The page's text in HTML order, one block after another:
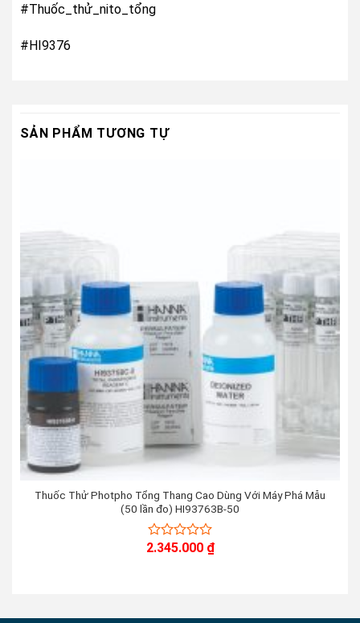
#Thuốc_thử_nito_tổng
#HI9376
SẢN PHẨM TƯƠNG TỰ
Thuốc Thử Photpho Tổng Thang Cao Dùng Với Máy Phá Mẫu
(50 lần đo) HI93763B-50
0
2.345.000 ₫